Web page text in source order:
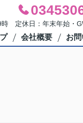
時 定休日：年末年始・
会社概要 お